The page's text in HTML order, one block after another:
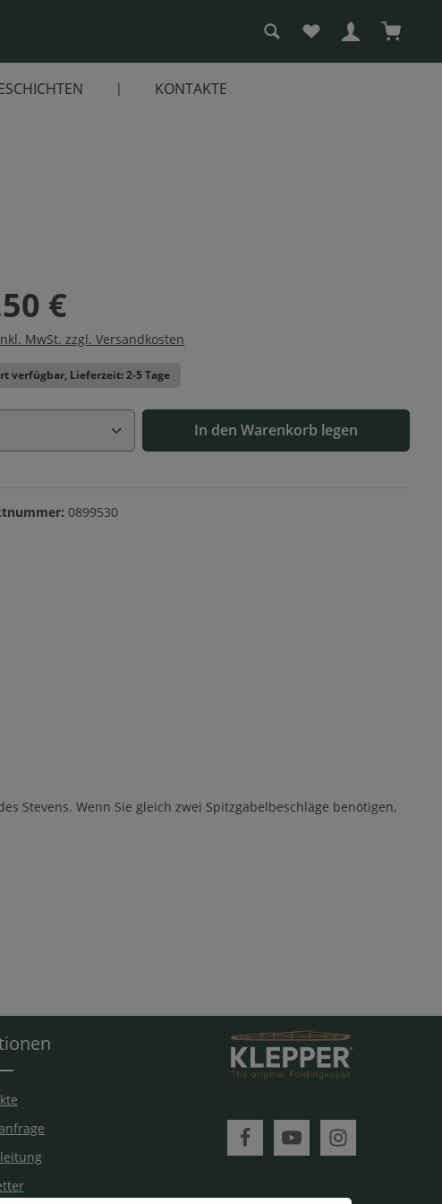
Du hast 0 Produkte
KONTAKTE
€
MwSt. zzgl. Versandkosten
verfügbar, Lieferzeit: 2-5 Tage
Anzahl: Gib den gewünschten Wert
In den Warenkorb legen
0899530
Stevens. Wenn Sie gleich zwei Spitzgabelbeschläge benötigen,